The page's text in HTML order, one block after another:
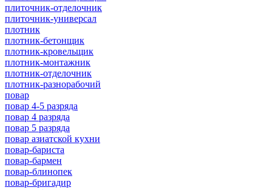
плиточник-отделочник
плиточник-универсал
плотник
плотник-бетонщик
плотник-кровельщик
плотник-монтажник
плотник-отделочник
плотник-разнорабочий
повар
повар 4-5 разряда
повар 4 разряда
повар 5 разряда
повар азиатской кухни
повар-бариста
повар-бармен
повар-блинопек
повар-бригадир